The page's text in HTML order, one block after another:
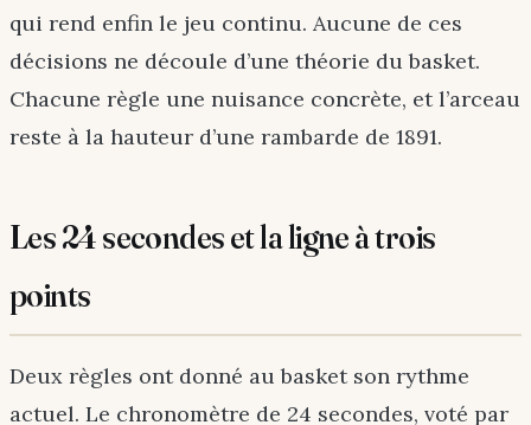
qui rend enfin le jeu continu. Aucune de ces
décisions ne découle d’une théorie du basket.
Chacune règle une nuisance concrète, et l’arceau
reste à la hauteur d’une rambarde de 1891.
Les 24 secondes et la ligne à trois
points
Deux règles ont donné au basket son rythme
actuel. Le chronomètre de 24 secondes, voté par